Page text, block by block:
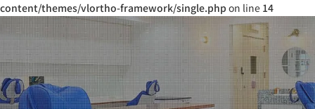
content/themes/vlortho-framework/single.php on line 14